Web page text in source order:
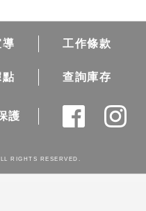
工作條款
點 查詢庫存
護
RIGHTS RESERVED.